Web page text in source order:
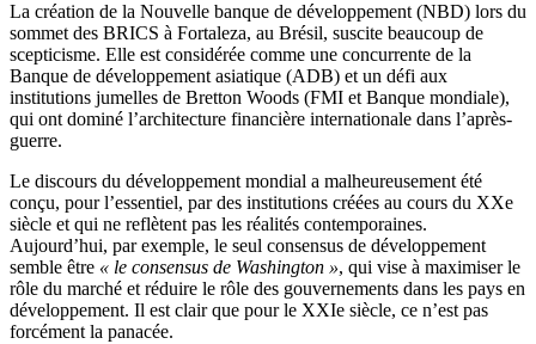
La création de la Nouvelle banque de développement (NBD) lors du
sommet des BRICS à Fortaleza, au Brésil, suscite beaucoup de
scepticisme. Elle est considérée comme une concurrente de la
Banque de développement asiatique (ADB) et un défi aux
institutions jumelles de Bretton Woods (FMI et Banque mondiale),
qui ont dominé l’architecture financière internationale dans l’après-
guerre.
Le discours du développement mondial a malheureusement été
conçu, pour l’essentiel, par des institutions créées au cours du XXe
siècle et qui ne reflètent pas les réalités contemporaines.
Aujourd’hui, par exemple, le seul consensus de développement
semble être « le consensus de Washington », qui vise à maximiser le
rôle du marché et réduire le rôle des gouvernements dans les pays en
développement. Il est clair que pour le XXIe siècle, ce n’est pas
forcément la panacée.